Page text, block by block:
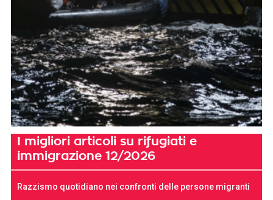
I migliori articoli su rifugiati e
immigrazione 12/2026
Razzismo quotidiano nei confronti delle persone migranti